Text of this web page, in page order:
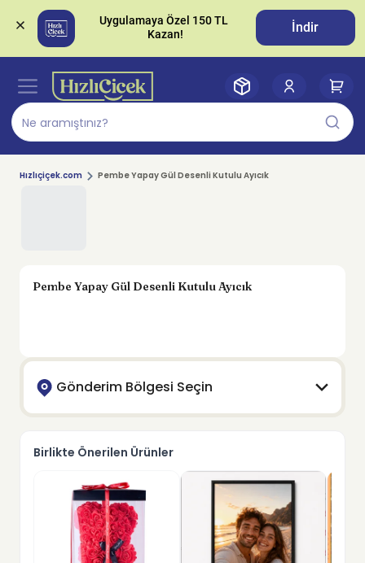
Uygulamaya Özel 150 TL
İndir
Hızlıçiçek.com Pembe Yapay Gül Desenli Kutulu Ayıcık
Pembe Yapay Gül Desenli Kutulu Ayıcık
Gönderim Bölgesi Seçin
Birlikte Önerilen Ürünler